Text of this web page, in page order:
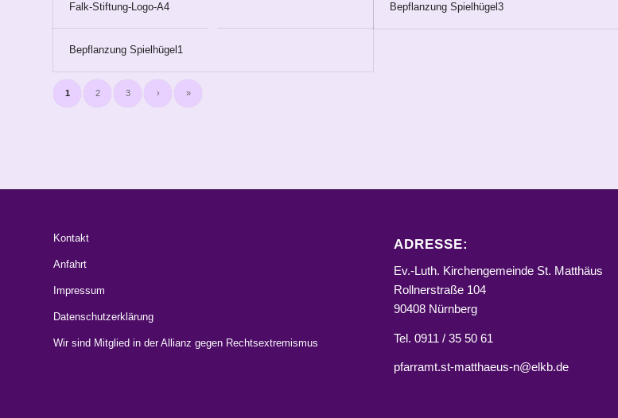
Falk-Stiftung-Logo-A4 Bepflanzung Spielhügel3
Bepflanzung Spielhügel1
1 2 3 › »
Kontakt
Anfahrt
Impressum
Datenschutzerklärung
Wir sind Mitglied in der Allianz gegen Rechtsextremismus
ADRESSE:
Ev.-Luth. Kirchengemeinde St. Matthäus
Rollnerstraße 104
90408 Nürnberg
Tel. 0911 / 35 50 61
pfarramt.st-matthaeus-n@elkb.de